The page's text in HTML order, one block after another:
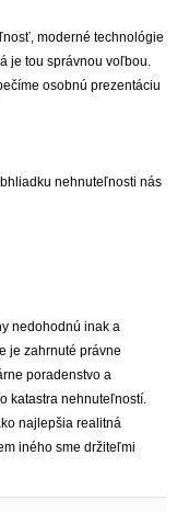
moderné technológie
je tou správnou voľbou.
osobnú prezentáciu
nehnuteľnosti nás
nedohodnú inak a
je zahrnuté právne
poradenstvo a
katastra nehnuteľností.
najlepšia realitná
iného sme držiteľmi